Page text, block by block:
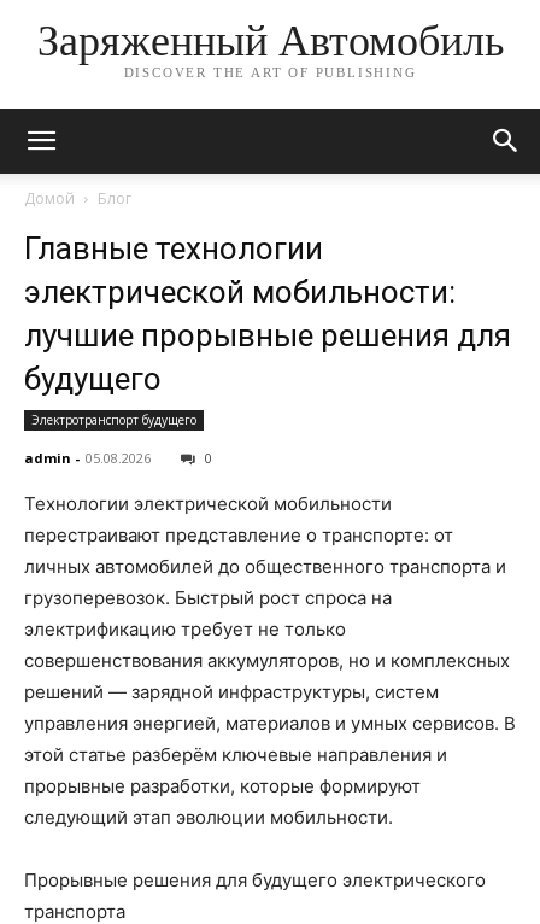
Заряженный Автомобиль
DISCOVER THE ART OF PUBLISHING
Домой Блог
Главные технологии
электрической мобильности:
лучшие прорывные решения для
будущего
Электротранспорт будущего
admin - 05.08.2026 0
Технологии электрической мобильности
перестраивают представление о транспорте: от
личных автомобилей до общественного транспорта и
грузоперевозок. Быстрый рост спроса на
электрификацию требует не только
совершенствования аккумуляторов, но и комплексных
решений — зарядной инфраструктуры, систем
управления энергией, материалов и умных сервисов. В
этой статье разберём ключевые направления и
прорывные разработки, которые формируют
следующий этап эволюции мобильности.
Прорывные решения для будущего электрического
транспорта